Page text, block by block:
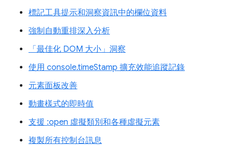
標記工具提示和洞察資訊中的欄位資料
強制自動重排深入分析
「最佳化 DOM 大小」洞察
使用 console.timeStamp 擴充效能追蹤記錄
元素面板改善
動畫樣式的即時值
支援 :open 虛擬類別和各種虛擬元素
複製所有控制台訊息